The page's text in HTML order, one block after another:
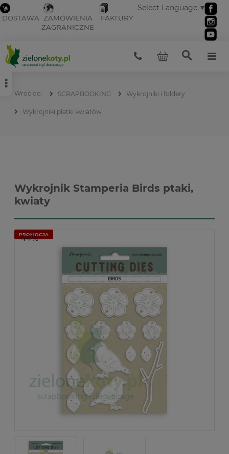
DOSTAWA ZAMÓWIENIA
ZAGRANICZNE
FAKTURY
Select Language ▼
SCRAPBOOKING Wykrojniki i foldery
Wykrojniki płatki kwiatów
Wykrojnik Stamperia Birds ptaki,
kwiaty
PROMOCJA
-44%